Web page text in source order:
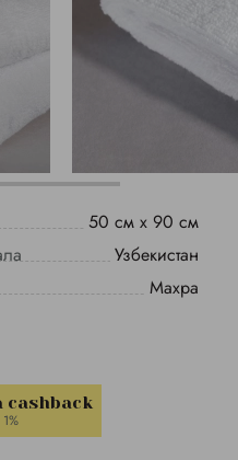
50 см х 90 см
Узбекистан
Махра
cashback